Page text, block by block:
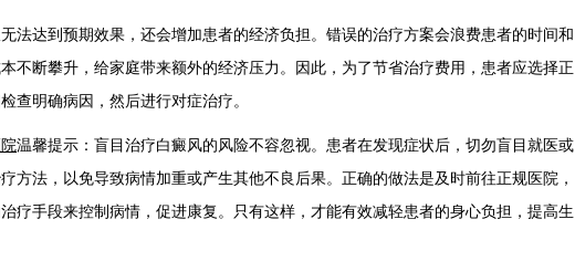
达到预期效果，还会增加患者的经济负担。错误的治疗方案会浪费患者的时间和
不断攀升，给家庭带来额外的经济压力。因此，为了节省治疗费用，患者应选择正
查明确病因，然后进行对症治疗。
温馨提示：盲目治疗白癜风的风险不容忽视。患者在发现症状后，切勿盲目就医或
方法，以免导致病情加重或产生其他不良后果。正确的做法是及时前往正规医院，
疗手段来控制病情，促进康复。只有这样，才能有效减轻患者的身心负担，提高生